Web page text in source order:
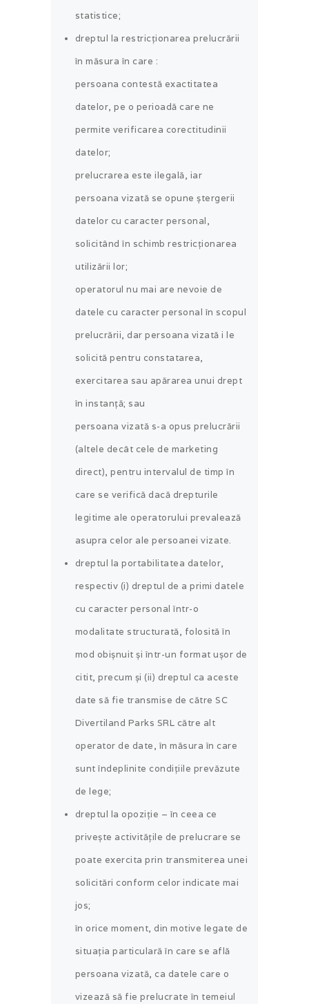
statistice;
dreptul la restricționarea prelucrării
în măsura în care :
persoana contestă exactitatea
datelor, pe o perioadă care ne
permite verificarea corectitudinii
datelor;
prelucrarea este ilegală, iar
persoana vizată se opune ștergerii
datelor cu caracter personal,
solicitând în schimb restricționarea
utilizării lor;
operatorul nu mai are nevoie de
datele cu caracter personal în scopul
prelucrării, dar persoana vizată i le
solicită pentru constatarea,
exercitarea sau apărarea unui drept
în instanță; sau
persoana vizată s-a opus prelucrării
(altele decât cele de marketing
direct), pentru intervalul de timp în
care se verifică dacă drepturile
legitime ale operatorului prevalează
asupra celor ale persoanei vizate.
dreptul la portabilitatea datelor,
respectiv (i) dreptul de a primi datele
cu caracter personal într-o
modalitate structurată, folosită în
mod obișnuit și într-un format ușor de
citit, precum și (ii) dreptul ca aceste
date să fie transmise de către SC
Divertiland Parks SRL către alt
operator de date, în măsura în care
sunt îndeplinite condițiile prevăzute
de lege;
dreptul la opoziție – în ceea ce
privește activitățile de prelucrare se
poate exercita prin transmiterea unei
solicitări conform celor indicate mai
jos;
în orice moment, din motive legate de
situația particulară în care se află
persoana vizată, ca datele care o
vizează să fie prelucrate în temeiul